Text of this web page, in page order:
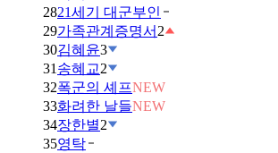
2821세기 대군부인
29가족관계증명서 2
30김혜윤3
31 송혜교2
32폭군의 셰프NEW
33화려한 날들NEW
34장한별2
35영탁